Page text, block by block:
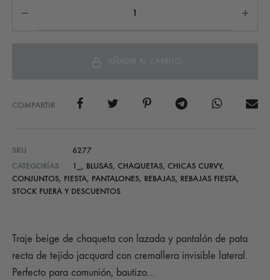
COMPARTIR
SKU
6277
CATEGORÍAS
1_ , BLUSAS, CHAQUETAS, CHICAS CURVY,
CONJUNTOS, FIESTA, PANTALONES, REBAJAS, REBAJAS FIESTA,
STOCK FUERA Y DESCUENTOS
Traje beige de chaqueta con lazada y pantalón de pata
recta de tejido jacquard con cremallera invisible lateral.
Perfecto para comunión, bautizo…